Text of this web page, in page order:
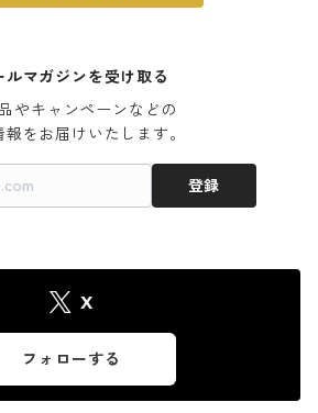
ルマガジンを受け取る
やキャンペーンなどの
報をお届けいたします。
登録
X
フォローする